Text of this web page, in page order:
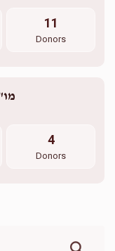
11
Donors
4
Donors